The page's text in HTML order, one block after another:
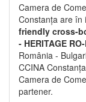
Camera de
Constanța are în
friendly cross-
- HERITAGE
România -
CCINA
Camera de
partener.